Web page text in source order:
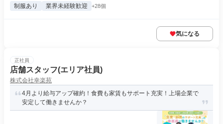
制服あり 業界未経験歓迎 +28個
気になる
正社員
店舗スタッフ(エリア社員)
株式会社幸楽苑
4月より給与アップ確約！食費も家賃もサポート充実！上場企業で
安定して働きませんか？